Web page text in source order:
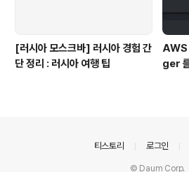
[러시아 모스크바] 러시아 경험 간
단 정리 : 러시아 여행 팁
ger
티스토리 로그인
© Daum Corp.